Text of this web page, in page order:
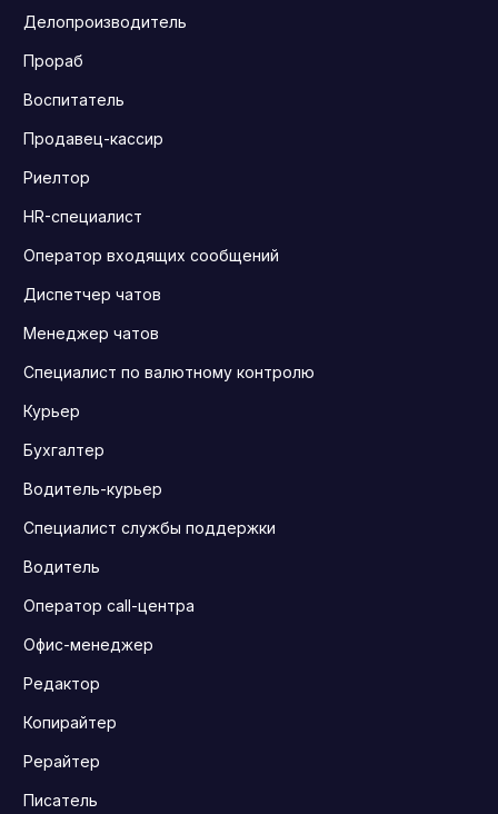
Делопроизводитель
Прораб
Воспитатель
Продавец-кассир
Риелтор
HR-специалист
Оператор входящих сообщений
Диспетчер чатов
Менеджер чатов
Специалист по валютному контролю
Курьер
Бухгалтер
Водитель-курьер
Специалист службы поддержки
Водитель
Оператор call-центра
Офис-менеджер
Редактор
Копирайтер
Рерайтер
Писатель